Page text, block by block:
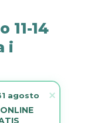
11-14
i
agosto